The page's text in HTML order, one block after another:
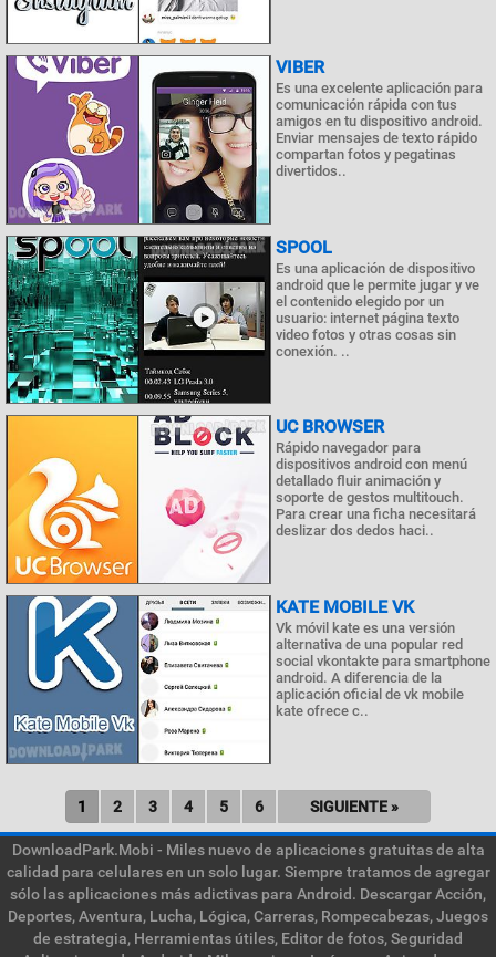
VIBER
Es una excelente aplicación para
comunicación rápida con tus
amigos en tu dispositivo android.
Enviar mensajes de texto rápido
compartan fotos y pegatinas
divertidos..
SPOOL
Es una aplicación de dispositivo
android que le permite jugar y ve
el contenido elegido por un
usuario: internet página texto
video fotos y otras cosas sin
conexión. ..
UC BROWSER
Rápido navegador para
dispositivos android con menú
detallado fluir animación y
soporte de gestos multitouch.
Para crear una ficha necesitará
deslizar dos dedos haci..
KATE MOBILE VK
Vk móvil kate es una versión
alternativa de una popular red
social vkontakte para smartphone
android. A diferencia de la
aplicación oficial de vk mobile
kate ofrece c..
1 2 3 4 5 6 SIGUIENTE »
DownloadPark.Mobi - Miles nuevo de aplicaciones gratuitas de alta
calidad para celulares en un solo lugar. Siempre tratamos de agregar
sólo las aplicaciones más adictivas para Android. Descargar Acción,
Deportes, Aventura, Lucha, Lógica, Carreras, Rompecabezas, Juegos
de estrategia, Herramientas útiles, Editor de fotos, Seguridad